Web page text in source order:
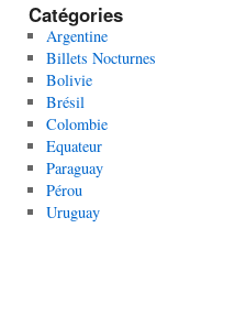
Catégories
Argentine
Billets Nocturnes
Bolivie
Brésil
Colombie
Equateur
Paraguay
Pérou
Uruguay